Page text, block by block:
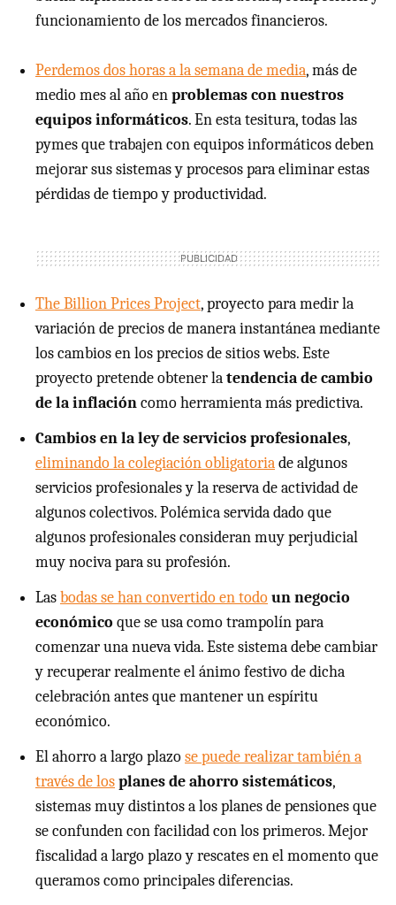
funcionamiento de los mercados financieros.
Perdemos dos horas a la semana de media, más de
medio mes al año enproblemas con nuestros
equipos informáticos. En esta tesitura, todas las
pymes que trabajen con equipos informáticos deben
mejorar sus sistemas y procesos para eliminar estas
pérdidas de tiempo y productividad.
The Billion Prices Project, proyecto para medir la
variación de precios de manera instantánea mediante
los cambios en los precios de sitios webs. Este
proyecto pretende obtener latendencia de cambio
de la inflacióncomo herramienta más predictiva.
Cambios en la ley de servicios profesionales,
eliminando la colegiación obligatoriade algunos
servicios profesionales y la reserva de actividad de
algunos colectivos. Polémica servida dado que
algunos profesionales consideran muy perjudicial
muy nociva para su profesión.
Lasbodas se han convertido en todoun negocio
económico que se usa como trampolín para
comenzar una nueva vida. Este sistema debe cambiar
y recuperar realmente el ánimo festivo de dicha
celebración antes que mantener un espíritu
económico.
El ahorro a largo plazose puede realizar también a
través de losplanes de ahorro sistemáticos,
sistemas muy distintos a los planes de pensiones que
se confunden con facilidad con los primeros. Mejor
fiscalidad a largo plazo y rescates en el momento que
queramos como principales diferencias.